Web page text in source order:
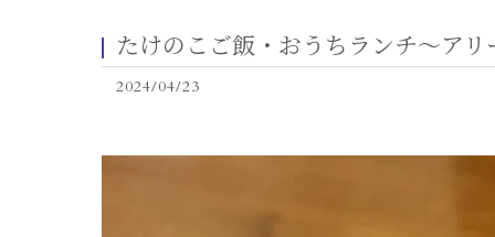
たけのこご飯・おうちランチ〜アリ
2024/04/23